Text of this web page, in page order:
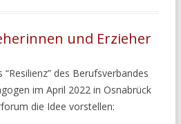
und Erzieher
des Berufsverbandes
im April 2022 in Osnabrück
die Idee vorstellen: